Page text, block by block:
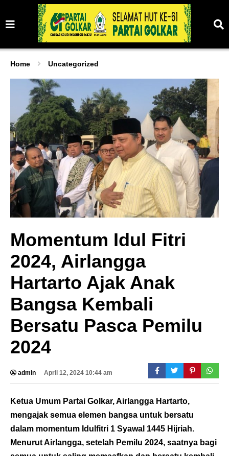
Home Uncategorized
Momentum Idul Fitri
2024, Airlangga
Hartarto Ajak Anak
Bangsa Kembali
Bersatu Pasca Pemilu
2024
admin April 12, 2024 10:44 am
Ketua Umum Partai Golkar, Airlangga Hartarto,
mengajak semua elemen bangsa untuk bersatu
dalam momentum Idulfitri 1 Syawal 1445 Hijriah.
Menurut Airlangga, setelah Pemilu 2024, saatnya bagi